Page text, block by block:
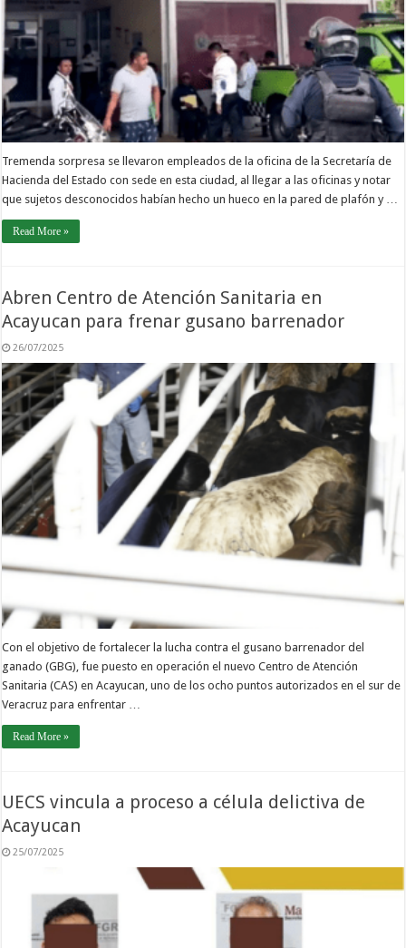
Tremenda sorpresa se llevaron empleados de la oficina de la Secretaría de
Hacienda del Estado con sede en esta ciudad, al llegar a las oficinas y notar
que sujetos desconocidos habían hecho un hueco en la pared de plafón y …
Read More »
Abren Centro de Atención Sanitaria en
Acayucan para frenar gusano barrenador
26/07/2025
Con el objetivo de fortalecer la lucha contra el gusano barrenador del
ganado (GBG), fue puesto en operación el nuevo Centro de Atención
Sanitaria (CAS) en Acayucan, uno de los ocho puntos autorizados en el sur de
Veracruz para enfrentar …
Read More »
UECS vincula a proceso a célula delictiva de
Acayucan
25/07/2025